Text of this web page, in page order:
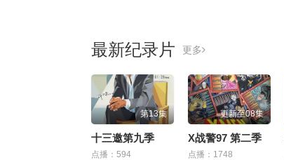
最新纪录片 更多
第13集
十三邀第九季
点播：594
更新至08集
X战警97 第二季
点播：1748